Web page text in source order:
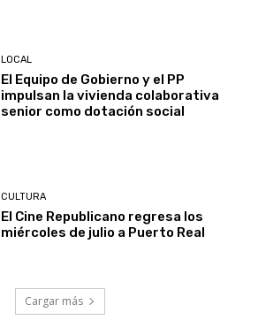
LOCAL
El Equipo de Gobierno y el PP
impulsan la vivienda colaborativa
senior como dotación social
CULTURA
El Cine Republicano regresa los
miércoles de julio a Puerto Real
Cargar más